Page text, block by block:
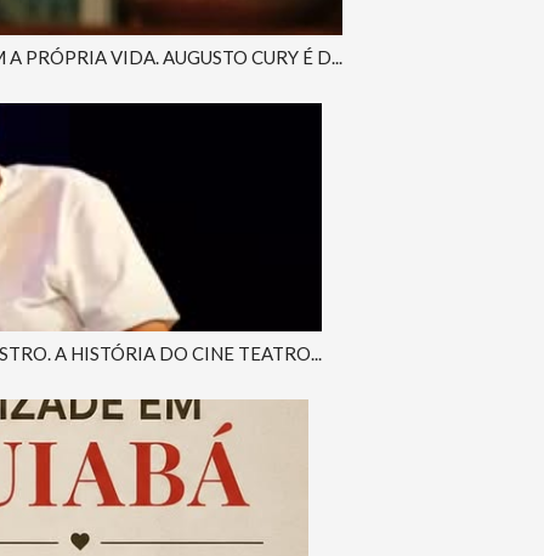
PRÓPRIA VIDA. AUGUSTO CURY É D...
A HISTÓRIA DO CINE TEATRO...